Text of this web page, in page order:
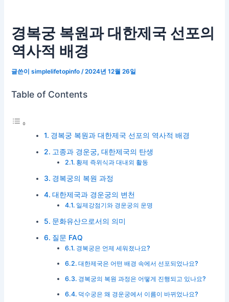
경복궁 복원과 대한제국 선포의
역사적 배경
글쓴이simplelifetopinfo /2024년 12월 26일
Table of Contents
경복궁 복원과 대한제국 선포의 역사적 배경
고종과 경운궁, 대한제국의 탄생
황제 즉위식과 대내외 활동
경복궁의 복원 과정
대한제국과 경운궁의 변천
일제강점기와 경운궁의 운명
문화유산으로서의 의미
질문 FAQ
경복궁은 언제 세워졌나요?
대한제국은 어떤 배경 속에서 선포되었나요?
경복궁의 복원 과정은 어떻게 진행되고 있나요?
덕수궁은 왜 경운궁에서 이름이 바뀌었나요?